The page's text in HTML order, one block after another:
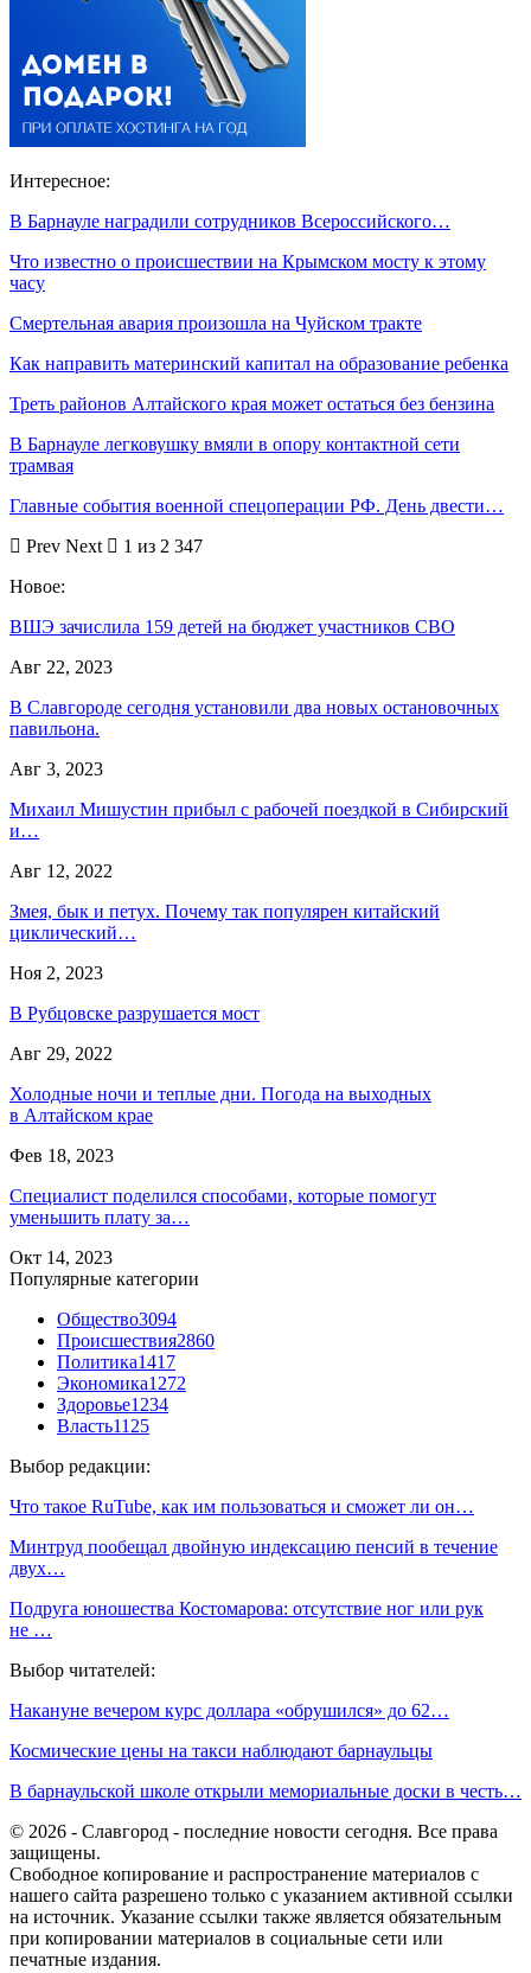
Интересное:
В Барнауле наградили сотрудников Всероссийского…
Что известно о происшествии на Крымском мосту к этому
часу
Смертельная авария произошла на Чуйском тракте
Как направить материнский капитал на образование ребенка
Треть районов Алтайского края может остаться без бензина
В Барнауле легковушку вмяли в опору контактной сети
трамвая
Главные события военной спецоперации РФ. День двести…
Prev Next
1 из 2 347
Новое:
ВШЭ зачислила 159 детей на бюджет участников СВО
Авг 22, 2023
В Славгороде сегодня установили два новых остановочных
павильона.
Авг 3, 2023
Михаил Мишустин прибыл с рабочей поездкой в Сибирский
и…
Авг 12, 2022
Змея, бык и петух. Почему так популярен китайский
циклический…
Ноя 2, 2023
В Рубцовске разрушается мост
Авг 29, 2022
Холодные ночи и теплые дни. Погода на выходных
в Алтайском крае
Фев 18, 2023
Специалист поделился способами, которые помогут
уменьшить плату за…
Окт 14, 2023
Популярные категории
Общество3094
Происшествия2860
Политика1417
Экономика1272
Здоровье1234
Власть1125
Выбор редакции:
Что такое RuTube, как им пользоваться и сможет ли он…
Минтруд пообещал двойную индексацию пенсий в течение
двух…
Подруга юношества Костомарова: отсутствие ног или рук
не …
Выбор читателей:
Накануне вечером курс доллара «обрушился» до 62…
Космические цены на такси наблюдают барнаульцы
В барнаульской школе открыли мемориальные доски в честь…
© 2026 - Славгород - последние новости сегодня. Все права
защищены.
Свободное копирование и распространение материалов с
нашего сайта разрешено только с указанием активной ссылки
на источник. Указание ссылки также является обязательным
при копировании материалов в социальные сети или
печатные издания.